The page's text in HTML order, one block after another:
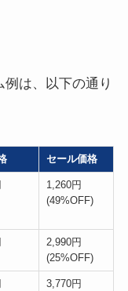
は、以下の通り
セール価格
1,260円
(49%OFF)
2,990円
(25%OFF)
3,770円